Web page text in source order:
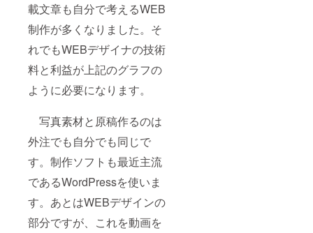
載文章も自分で考えるWEB
制作が多くなりました。そ
れでもWEBデザイナの技術
料と利益が上記のグラフの
ように必要になります。
写真素材と原稿作るのは
外注でも自分でも同じで
す。制作ソフトも最近主流
であるWordPressを使いま
す。あとはWEBデザインの
部分ですが、これを動画を